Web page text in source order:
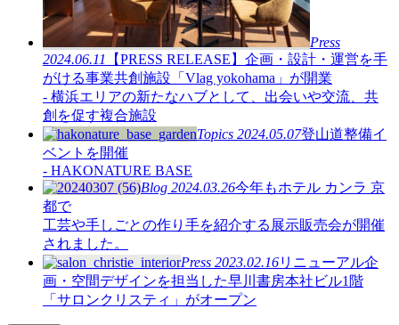
Press
2024.06.11
【PRESS RELEASE】企画・設計・運営を手
がける事業共創施設「Vlag yokohama」が開業
- 横浜エリアの新たなハブとして、出会いや交流、共
創を促す複合施設
Topics 2024.05.07登山道整備イ
ベントを開催
- HAKONATURE BASE
Blog 2024.03.26今年もホテル カンラ 京
都で
工芸や手しごとの作り手を紹介する展示販売会が開催
されました。
Press 2023.02.16リニューアル企
画・空間デザインを担当した早川書房本社ビル1階
「サロンクリスティ」がオープン